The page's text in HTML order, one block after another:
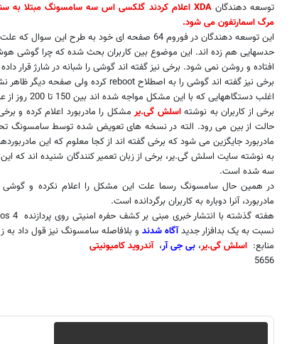
توسعه دهندگانXDA اعلام کردند گلکسی اس سه سامسونگ مبتلا به
مرگ اسمارتفون می شود.
این توسعه دهندگان در فوروم 64 صفحه ای خود به
حدسهایی هم زده اند. این موضوع بین کاربران بحث شده که چرا گوشی
افتاده و روشن نمی شود. برخی نیز گفته اند گوشی را شبانه در شارژ
برخی نیز گفته اند گوشی را به اصطلاح reboot کرده ولی صفحه دیگر ظاهر
اغلب دستگاههایی که با این مشکل مواجه شده اند بین 150 تا 200 روز از عمرشان می گذشته است.
برخی از کاربران به نوشتهاسلش گی.یرمشکل را مادربورد اعلام کرده و
حالت از بین می رود. الته در نسخه های تعویض شده توسط سامسونگ
مادربورد جایگزین می شود که برخی گفته اند از کجا معلوم که این
به نوشته سایت اسلش گی.یر، برخی از زبان تعمیر کنندگان شنیده اند که
سه شده است.
در همین حال سامسونگ رسما علت این مشکل را اعلام نکرده و
مادربورد، آنرا دوباره به کاربران برگردانده است.
هفته گذشته با انتشار خبری مبنی بر کشف حفره امنیتی روی پردازنده 4
نسبت به یک بدافزار جدیدآگاه شدند و بلافاصله سامسونگ نیز قول داد به
منابع: اسلش گی.یر، بی جی آر،آندروید کامیونیتی
5656